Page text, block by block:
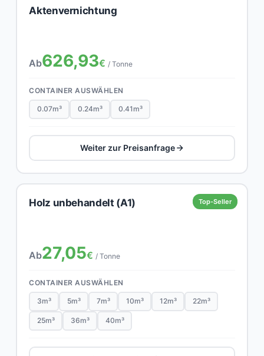
Aktenvernichtung
Ab626,93€ / Tonne
CONTAINER AUSWÄHLEN
0.07m³ 0.24m³ 0.41m³
Weiter zur Preisanfrage
Top-Seller
Holz unbehandelt (A1)
Ab27,05€ / Tonne
CONTAINER AUSWÄHLEN
3m³ 5m³ 7m³ 10m³ 12m³ 22m³
25m³ 36m³ 40m³